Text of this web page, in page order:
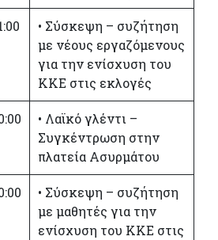
• Σύσκεψη – συζήτηση
με νέους εργαζόμενους
για την ενίσχυση του
ΚΚΕ στις εκλογές
• Λαϊκό γλέντι –
Συγκέντρωση στην
πλατεία Ασυρμάτου
• Σύσκεψη – συζήτηση
με μαθητές για την
ενίσχυση του ΚΚΕ στις